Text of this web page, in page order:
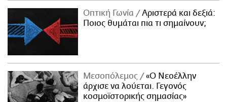
Οπτική Γωνία
Αριστερά και δεξιά:
Ποιος θυμάται πια τι σημαίνουν;
Μεσοπόλεμος
«Ο Νεοέλλην
άρχισε να λούεται. Γεγονός
κοσμοϊστορικής σημασίας»